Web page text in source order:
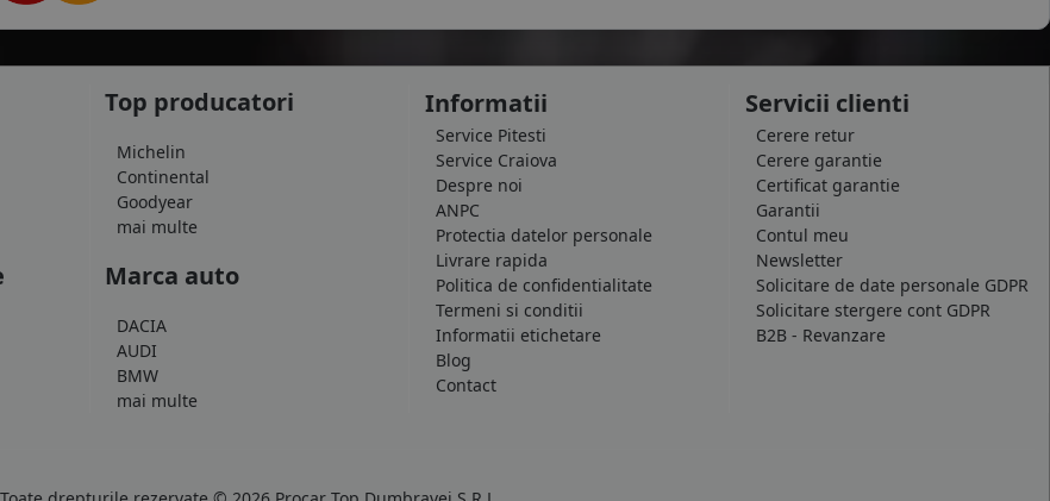
Top producatori
Michelin
Continental
Goodyear
mai multe
Marca auto
DACIA
AUDI
BMW
mai multe
Informatii
Service Pitesti
Service Craiova
Despre noi
ANPC
Protectia datelor personale
Livrare rapida
Politica de confidentialitate
Termeni si conditii
Informatii etichetare
Blog
Contact
Servicii clienti
Cerere retur
Cerere garantie
Certificat garantie
Garantii
Contul meu
Newsletter
Solicitare de date personale GDPR
Solicitare stergere cont GDPR
B2B - Revanzare